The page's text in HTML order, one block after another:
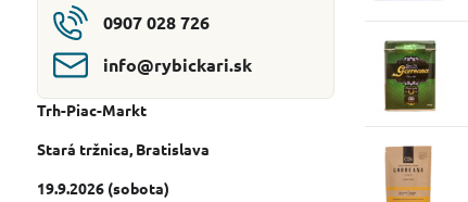
0907 028 726
info​@rybickari​.sk
Trh-Piac-Markt
Stará tržnica, Bratislava
19.9.2026 (sobota)